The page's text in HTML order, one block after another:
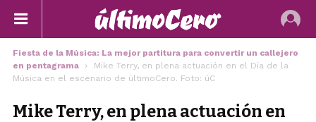
Fiesta de la Música: La mejor partitura para convertir un callejero
en pentagrama
Mike Terry, en plena actuación en el Día de la
Música en el escenario de últimoCero. Foto: úC
Mike Terry, en plena actuación en